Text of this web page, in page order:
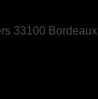
33100 Bordeaux